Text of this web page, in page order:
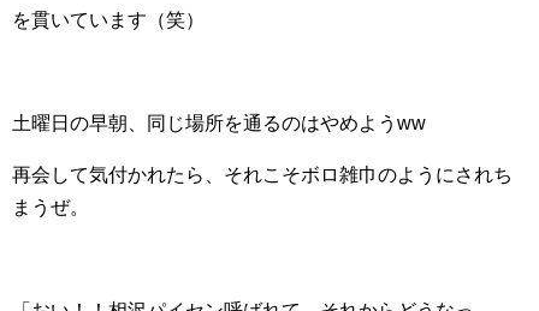
を貫いています（笑）
土曜日の早朝、同じ場所を通るのはやめようww
再会して気付かれたら、それこそボロ雑巾のようにされち
まうぜ。